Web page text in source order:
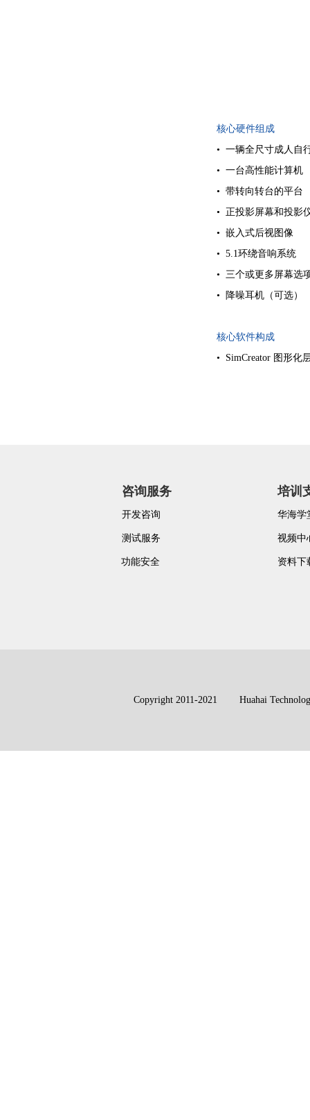
核心硬件组成
• 一辆全尺寸成人自
• 一台高性能计算机
• 带转向转台的平台
• 正投影屏幕和投影
• 嵌入式后视图像
• 5.1环绕音响系统
• 三个或更多屏幕选
•
降噪耳机（可选）
核心软件构成
• SimCreator 图形化
咨询服务
开发咨询
测试服务
功能安全
培训
华海学
视频中
资料下
Copyright 2011-2021 Huahai